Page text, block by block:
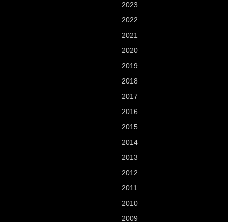
2023
2022
2021
2020
2019
2018
2017
2016
2015
2014
2013
2012
2011
2010
2009